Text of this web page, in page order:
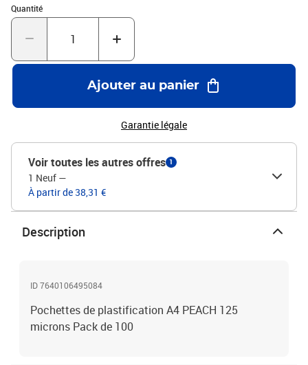
Quantité
Quantité : 1
Ajouter au panier
Garantie légale
Voir toutes les autres offres 1
1 Neuf —
À partir de 38,31 €
Description
ID 7640106495084
Pochettes de plastification A4 PEACH 125
microns Pack de 100